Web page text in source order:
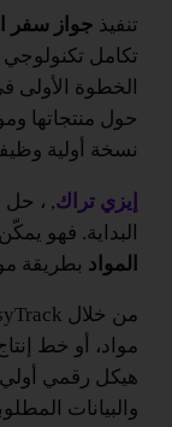
تنفيذ جواز سفر
تكامل تكنولوجي
الخطوة الأولى
حول منتجاتها
نسخة أولية
إيزي تراك
البداية. فهو
المواد بطريقة
مواد، أو خط
هيكل رقمي
والبيانات